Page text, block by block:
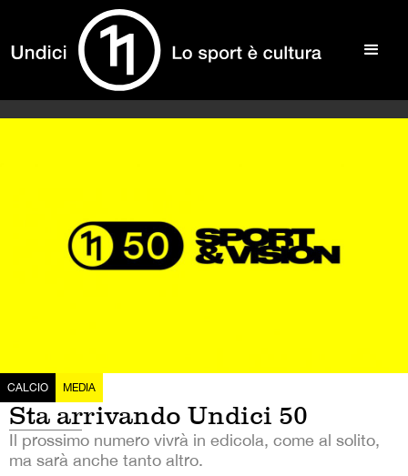
CALCIO MEDIA
Sta arrivando Undici 50
Il prossimo numero vivrà in edicola, come al solito,
ma sarà anche tanto altro.